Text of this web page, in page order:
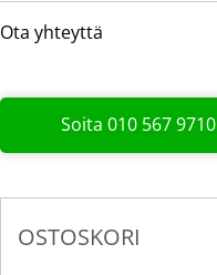
Ota yhteyttä
Soita 010 567 9710
OSTOSKORI